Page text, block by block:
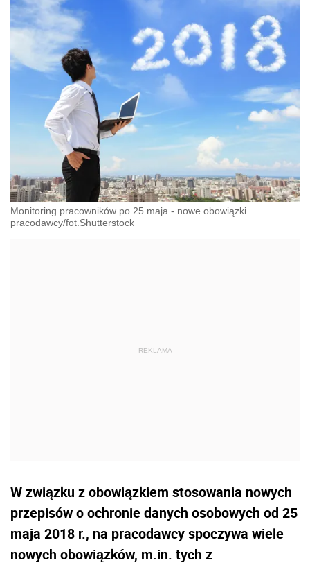
Monitoring pracowników po 25 maja - nowe obowiązki
pracodawcy/fot.Shutterstock
W związku z obowiązkiem stosowania nowych
przepisów o ochronie danych osobowych od 25
maja 2018 r., na pracodawcy spoczywa wiele
nowych obowiązków, m.in. tych z